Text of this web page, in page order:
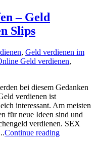
– Geld
Slips
, Geld verdienen im
Geld verdienen,
bei diesem Gedanken
verdienen ist
interessant. Am meisten
für neue Ideen sind und
verdienen. SEX
Continue reading